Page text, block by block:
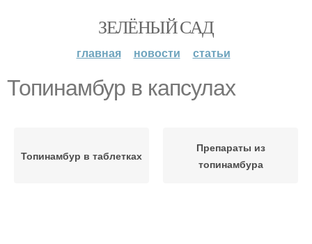
ЗЕЛЁНЫЙ САД
главная новости статьи
Топинамбур в капсулах
Топинамбур в таблетках
Препараты из
топинамбура